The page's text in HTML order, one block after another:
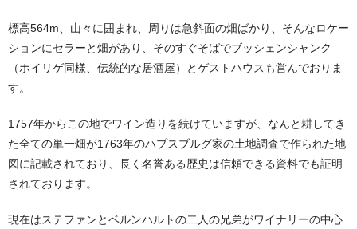
標高564m、山々に囲まれ、周りは急斜面の畑ばかり、そんなロケー
ションにセラーと畑があり、そのすぐそばでブッシェンシャンク
（ホイリゲ同様、伝統的な居酒屋）とゲストハウスも営んでおりま
す。
1757年からこの地でワイン造りを続けていますが、なんと耕してき
た全ての単一畑が1763年のハプスブルグ家の土地調査で作られた地
図に記載されており、長く名誉ある歴史は信頼できる資料でも証明
されております。
現在はステファンとベルンハルトの二人の兄弟がワイナリーの中心